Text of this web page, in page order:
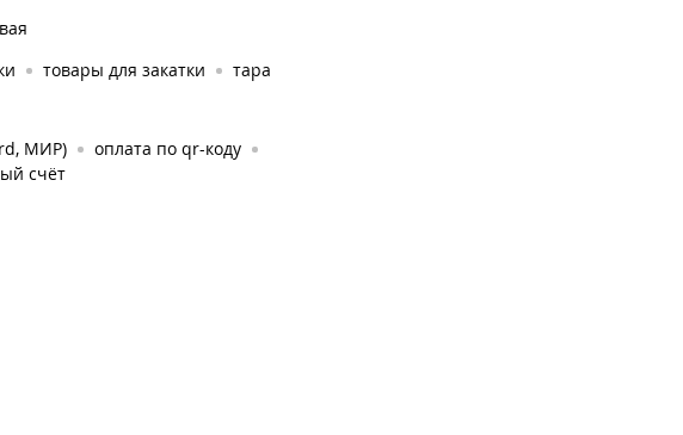
товары для закатки
тара
МИР)
оплата по qr-коду
счёт